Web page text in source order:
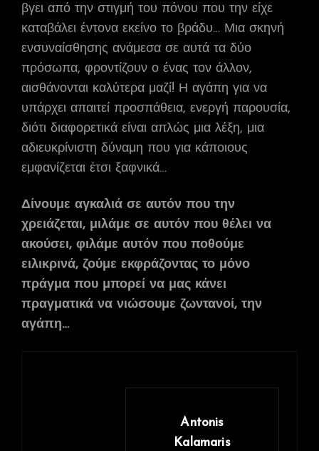
βγει από την στιγμή του πόνου που την είχε
καταβάλει έντονα εκείνο το βράδυ… Μια σκηνή
ενσυναίσθησης ανάμεσα σε αυτά τα δύο
πρόσωπα, φροντίζουν ο ένας τον άλλον,
αισθάνονται καλύτερα μαζί! Η αγάπη για να
υπάρχει απαιτεί προσπάθεια, ενεργή παρουσία,
διότι διαφορετικά είναι απλώς μια λέξη, μια
αδιευκρίνιστη δύναμη που για κάποιους
εμφανίζεται έτσι ξαφνικά…
Δίνουμε αγκαλιά σε αυτόν που την
χρειάζεται, μιλάμε σε αυτόν που θέλει να
ακούσει, φιλάμε αυτόν που ποθούμε
ειλικρινά, ζούμε εκφράζοντας το μόνο
πράγμα που μπορεί να μας κάνει
πραγματικά να νιώσουμε ζωντανοί, την
αγάπη…
Antonis
Kalamaris